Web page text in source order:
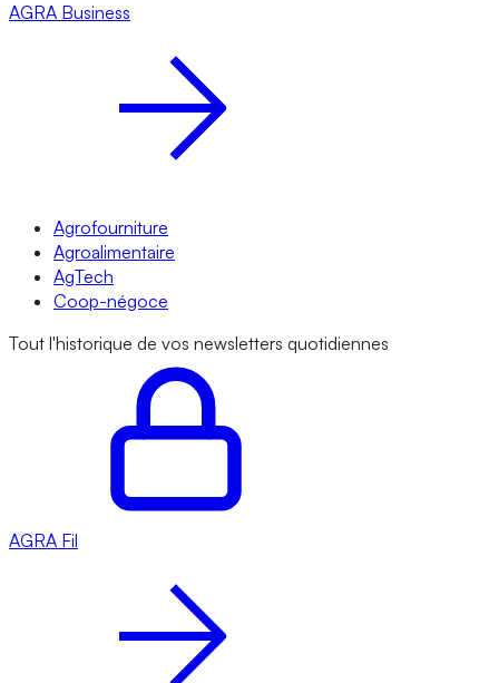
AGRA Business
Agrofourniture
Agroalimentaire
AgTech
Coop-négoce
Tout l'historique de vos newsletters quotidiennes
AGRA Fil